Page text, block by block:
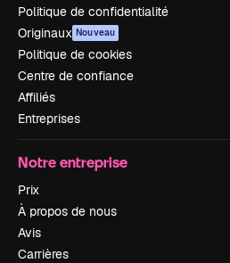
Politique de confidentialité
Originaux Nouveau
Politique de cookies
Centre de confiance
Affiliés
Entreprises
Notre entreprise
Prix
À propos de nous
Avis
Carrières